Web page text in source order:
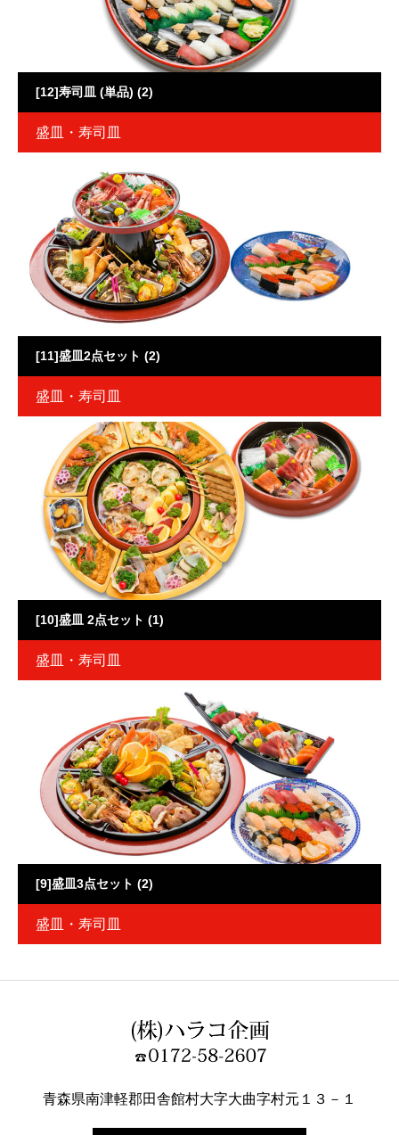
[12]寿司皿 (単品) (2)
盛皿・寿司皿
[11]盛皿2点セット (2)
盛皿・寿司皿
[10]盛皿 2点セット (1)
盛皿・寿司皿
[9]盛皿3点セット (2)
盛皿・寿司皿
青森県南津軽郡田舎館村大字大曲字村元１３－１